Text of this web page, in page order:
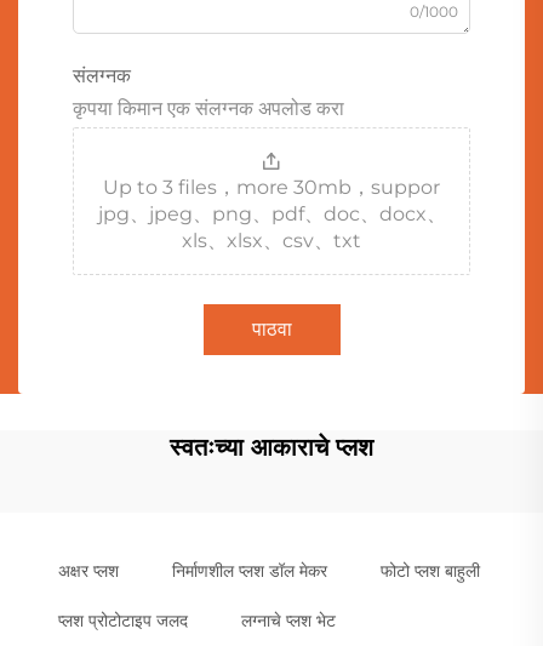
0/1000
संलग्नक
कृपया किमान एक संलग्नक अपलोड करा
Up to 3 files，more 30mb，suppor
jpg、jpeg、png、pdf、doc、docx、
xls、xlsx、csv、txt
पाठवा
स्वतःच्या आकाराचे प्लश
अक्षर प्लश निर्माणशील प्लश डॉल मेकर फोटो प्लश बाहुली
प्लश प्रोटोटाइप जलद लग्नाचे प्लश भेट